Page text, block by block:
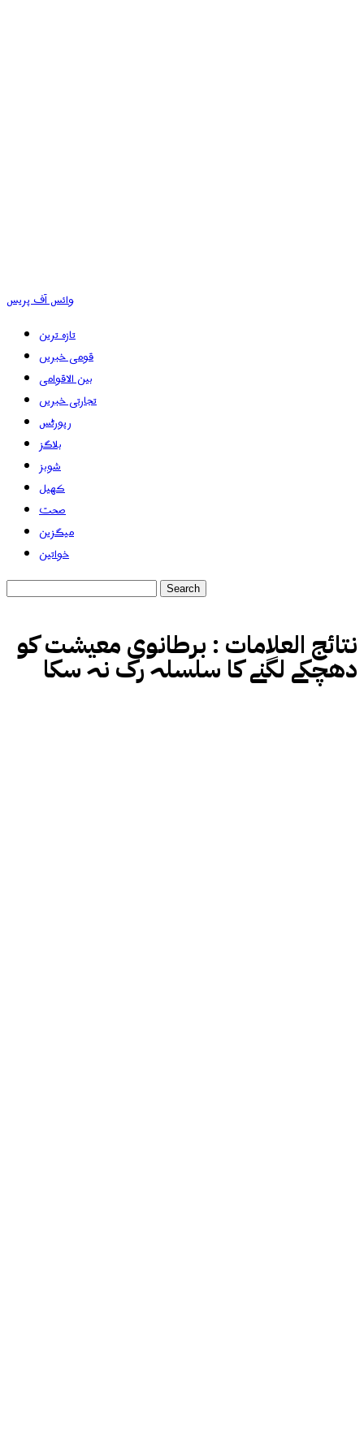
وائس آف پریس
تازہ ترین
قومی خبریں
بین الاقوامی
تجارتی خبریں
رپورٹس
بلاگز
شوبز
کھیل
صحت
میگزین
خواتین
نتائج العلامات : برطانوی معیشت کو
دھچکے لگنے کا سلسلہ رک نہ سکا